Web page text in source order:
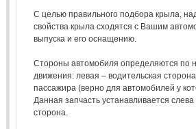
С целью правильного подбора крыла,
свойства крыла сходятся с Вашим
выпуска и его оснащению.
Стороны автомобиля определяются по
движения: левая – водительская
пассажира (верно для автомобилей у
Данная запчасть устанавливается слева
сторона.